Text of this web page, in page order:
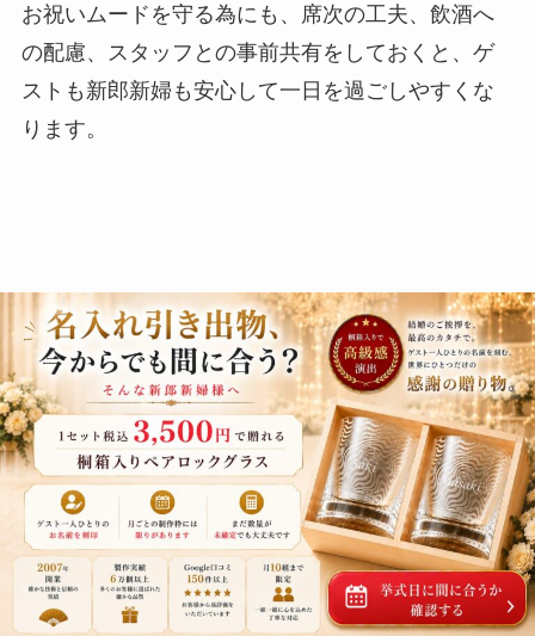
お祝いムードを守る為にも、席次の工夫、飲酒へ
の配慮、スタッフとの事前共有をしておくと、ゲ
ストも新郎新婦も安心して一日を過ごしやすくな
ります。